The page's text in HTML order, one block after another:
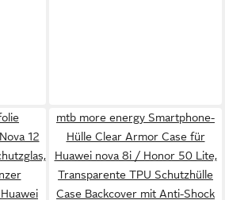
12
mtb more energy Smartphone-
Hülle Clear Armor Case für
Huawei nova 8i / Honor 50 Lite,
Transparente TPU Schutzhülle
Case Backcover mit Anti-Shock